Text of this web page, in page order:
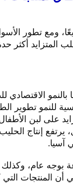
ومع تطور
المتزايد أكثر
بالنمو
للنمو تطوير
على لبن
يرتفع إنتاج
آسيا.
بوجه عام، وكذلك
أن المنتجات